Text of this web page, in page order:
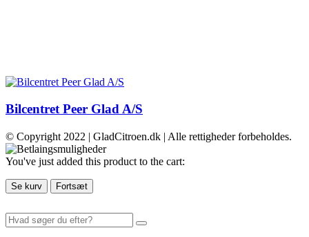
Bilcentret Peer Glad A/S
© Copyright 2022 | GladCitroen.dk | Alle rettigheder forbeholdes.
You've just added this product to the cart:
Se kurv Fortsæt